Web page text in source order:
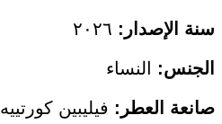
سنة الإصدار:
الجنس: النساء
صانعة العطر: فيليبين كورتييه